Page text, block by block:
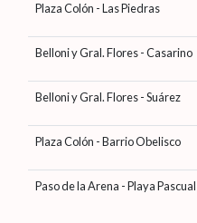
Plaza Colón - Las Piedras
Belloni y Gral. Flores - Casarino
Belloni y Gral. Flores - Suárez
Plaza Colón - Barrio Obelisco
Paso de la Arena - Playa Pascual